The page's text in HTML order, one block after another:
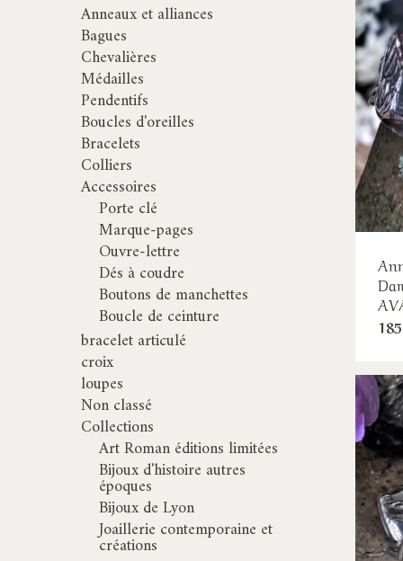
Anneaux et alliances
Bagues
Chevalières
Médailles
Pendentifs
Boucles d'oreilles
Bracelets
Colliers
Accessoires
Porte clé
Marque-pages
Ouvre-lettre
Dés à coudre
Boutons de manchettes
Boucle de ceinture
bracelet articulé
croix
loupes
Non classé
Collections
Art Roman éditions limitées
Bijoux d'histoire autres
époques
Bijoux de Lyon
Joaillerie contemporaine et
créations